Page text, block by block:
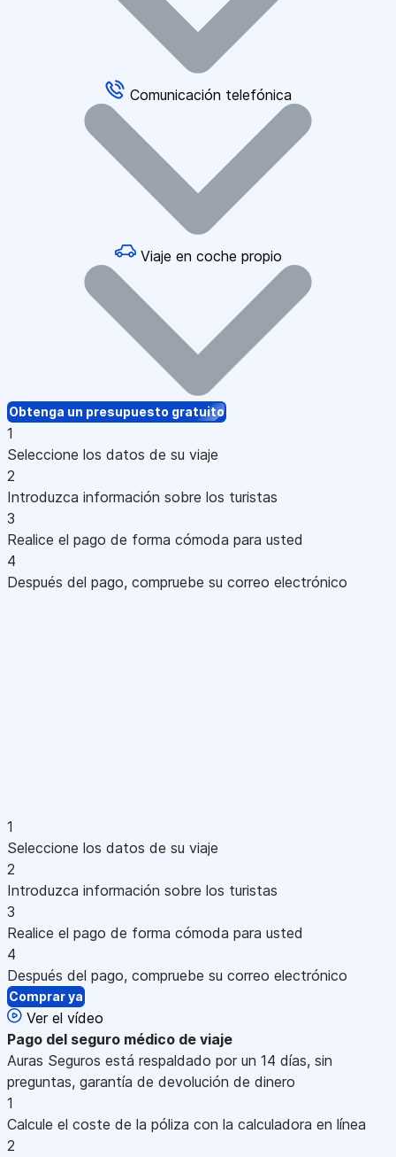
Comunicación telefónica
Viaje en coche propio
Obtenga un presupuesto gratuito
1
Seleccione los datos de su viaje
2
Introduzca información sobre los turistas
3
Realice el pago de forma cómoda para usted
4
Después del pago, compruebe su correo electrónico
1
Seleccione los datos de su viaje
2
Introduzca información sobre los turistas
3
Realice el pago de forma cómoda para usted
4
Después del pago, compruebe su correo electrónico
Comprar ya
Ver el vídeo
Pago del seguro médico de viaje
Auras Seguros está respaldado por un 14 días, sin
preguntas, garantía de devolución de dinero
1
Calcule el coste de la póliza con la calculadora en línea
2